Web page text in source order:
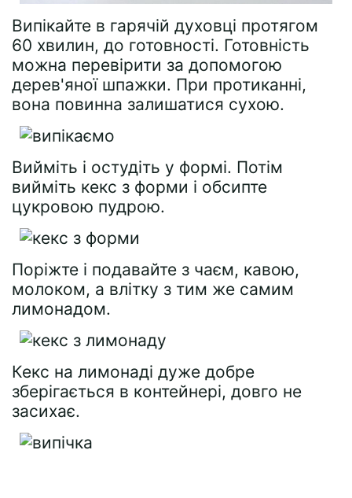
Випікайте в гарячій духовці протягом
60 хвилин, до готовності. Готовність
можна перевірити за допомогою
дерев'яної шпажки. При протиканні,
вона повинна залишатися сухою.
Вийміть і остудіть у формі. Потім
вийміть кекс з форми і обсипте
цукровою пудрою.
Поріжте і подавайте з чаєм, кавою,
молоком, а влітку з тим же самим
лимонадом.
Кекс на лимонаді дуже добре
зберігається в контейнері, довго не
засихає.